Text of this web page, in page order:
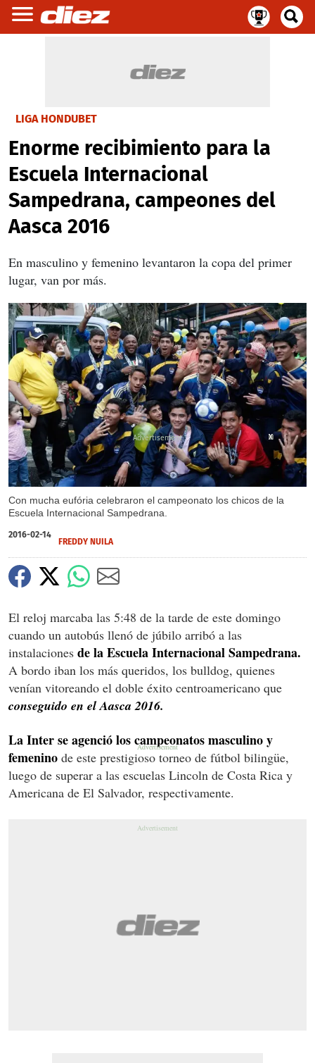
LIGA HONDUBET
Enorme recibimiento para la
Escuela Internacional
Sampedrana, campeones del
Aasca 2016
En masculino y femenino levantaron la copa del primer
lugar, van por más.
Con mucha eufória celebraron el campeonato los chicos de la
Escuela Internacional Sampedrana.
X
X
X
2016-02-14
FREDDY NUILA
El reloj marcaba las 5:48 de la tarde de este domingo
cuando un autobús llenó de júbilo arribó a las
instalaciones de la Escuela Internacional Sampedrana.
A bordo iban los más queridos, los bulldog, quienes
venían vitoreando el doble éxito centroamericano que
conseguido en el Aasca 2016.
La Inter se agenció los campeonatos masculino y
femenino de este prestigioso torneo de fútbol bilingüe,
luego de superar a las escuelas Lincoln de Costa Rica y
Americana de El Salvador, respectivamente.